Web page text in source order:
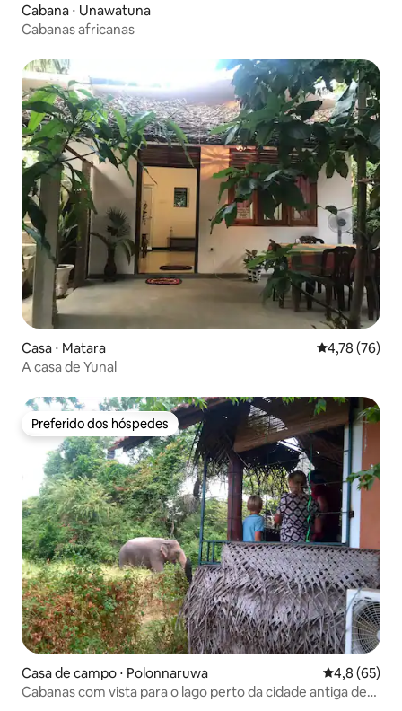
Cabana ⋅ Unawatuna
Cabanas africanas
Casa ⋅ Matara 4,78 de uma
4,78 (76)
A casa de Yunal
Preferido dos hóspedes
Preferido dos hóspedes
Casa de campo ⋅ Polonnaruwa 4,8 de uma
4,8 (65)
Cabanas com vista para o lago perto da cidade antiga de